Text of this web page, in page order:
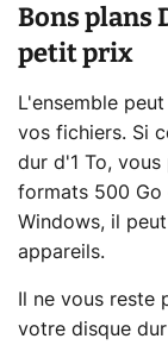
Bons plans
petit prix
L'ensemble
vos fichiers. Si
dur d'1 To,
formats 500 Go
Windows, il
appareils.
Il ne vous
votre disque